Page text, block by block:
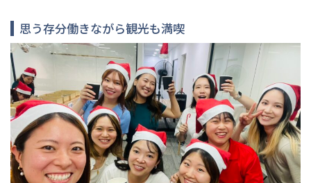
思う存分働きながら観光も満喫